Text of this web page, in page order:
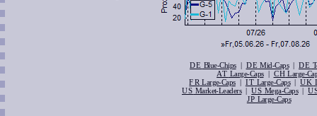
DE Blue-Chips| DE Mid-Caps| DE
AT Large-Caps| CH Large-
FR Large-Caps| IT Large-Caps|UK
US Market-Leaders|US Mega-Caps|
JP Large-Caps